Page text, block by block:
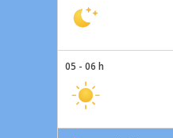
05 - 06 h